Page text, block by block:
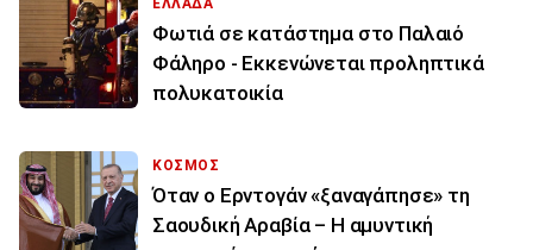
ΕΛΛΑΔΑ
Φωτιά σε κατάστημα στο Παλαιό
Φάληρο - Εκκενώνεται προληπτικά
πολυκατοικία
ΚΟΣΜΟΣ
Όταν ο Ερντογάν «ξαναγάπησε» τη
Σαουδική Αραβία – Η αμυντική